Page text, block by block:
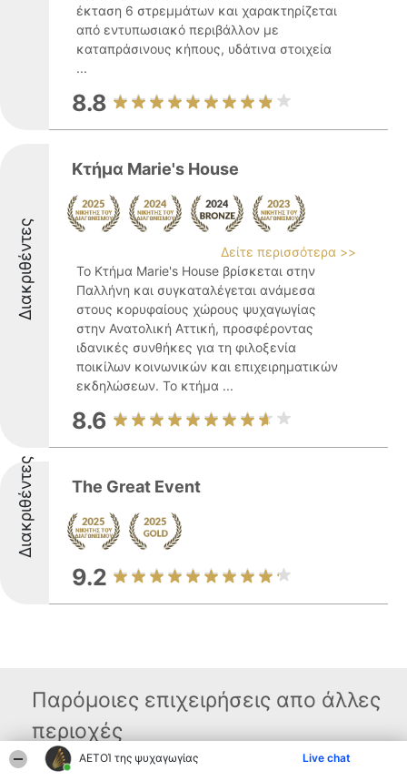
ΑΕΤΟΊ της ψυχαγωγίας Live chat
έκταση 6 στρεμμάτων και χαρακτηρίζεται
από εντυπωσιακό περιβάλλον με
καταπράσινους κήπους, υδάτινα στοιχεία
...
8.8
Διακριθέντες
Κτήμα Marie's House
Δείτε περισσότερα >>
Το Κτήμα Marie's House βρίσκεται στην
Παλλήνη και συγκαταλέγεται ανάμεσα
στους κορυφαίους χώρους ψυχαγωγίας
στην Ανατολική Αττική, προσφέροντας
ιδανικές συνθήκες για τη φιλοξενία
ποικίλων κοινωνικών και επιχειρηματικών
εκδηλώσεων. Το κτήμα ...
8.6
Διακριθέντες The Great Event
9.2
Παρόμοιες επιχειρήσεις απο άλλες
περιοχές